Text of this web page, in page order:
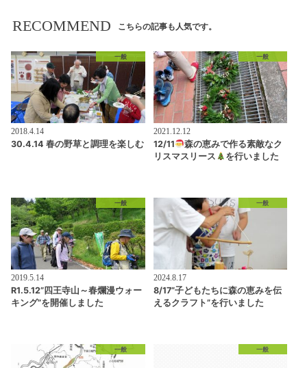
RECOMMEND こちらの記事も人気です。
一般
2018.4.14
30.4.14 春の野草と調理を楽しむ
一般
2021.12.12
12/11
森の恵みで作る素敵なク
リスマスリース
を行いました
一般
2019.5.14
R1.5.12”四王寺山～春爛漫ウォー
キング”を開催しました
一般
2024.8.17
8/17”子どもたちに森の恵みを伝
えるクラフト”を行いました
一般 一般